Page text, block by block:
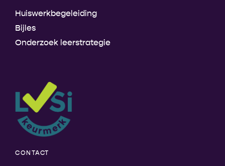
Huiswerkbegeleiding
Bijles
Onderzoek leerstrategie
CONTACT